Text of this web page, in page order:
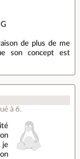
de plus de me
son concept est
à 6.
je